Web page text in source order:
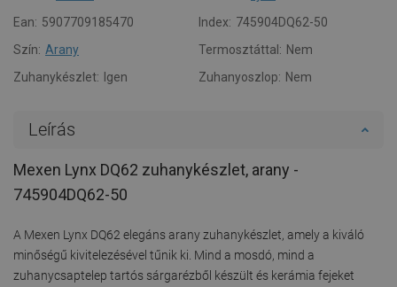
Ean: 5907709185470 Index: 745904DQ62-50
Szín: Arany Termosztáttal: Nem
Zuhanykészlet:
Igen Zuhanyoszlop: Nem
Leírás
Mexen Lynx DQ62 zuhanykészlet, arany -
745904DQ62-50
A Mexen Lynx DQ62 elegáns arany zuhanykészlet, amely a kiváló
minőségű kivitelezésével tűnik ki. Mind a mosdó, mind a
zuhanycsaptelep tartós sárgarézből készült és kerámia fejeket